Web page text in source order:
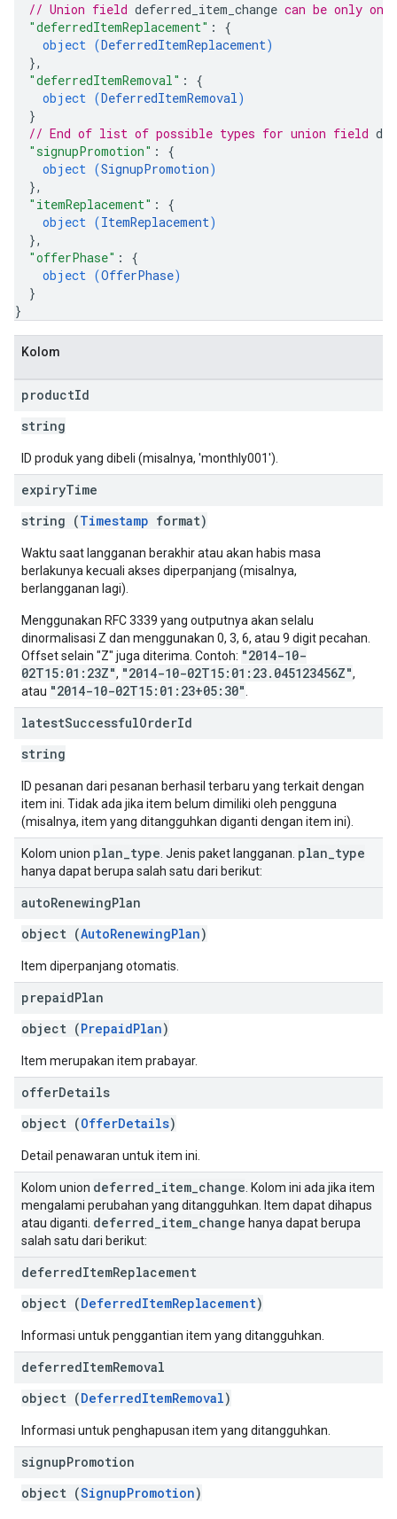
// Union field deferred_item_change can be only
"deferredItemReplacement" : {
object (DeferredItemReplacement)
},
"deferredItemRemoval" : {
object (DeferredItemRemoval)
}
// End of list of possible types for union field
"signupPromotion" : {
object (SignupPromotion)
},
"itemReplacement" : {
object (ItemReplacement)
},
"offerPhase" : {
object (OfferPhase)
}
}
Kolom
productId
string
ID produk yang dibeli (misalnya, 'monthly001').
expiryTime
string (Timestamp format)
Waktu saat langganan berakhir atau akan habis masa
berlakunya kecuali akses diperpanjang (misalnya,
berlangganan lagi).
Menggunakan RFC 3339 yang outputnya akan selalu
dinormalisasi Z dan menggunakan 0, 3, 6, atau 9 digit pecahan.
Offset selain "Z" juga diterima. Contoh: "2014-10-
02T15:01:23Z", "2014-10-02T15:01:23.045123456Z",
atau "2014-10-02T15:01:23+05:30"
latestSuccessfulOrderId
string
ID pesanan dari pesanan berhasil terbaru yang terkait dengan
item ini. Tidak ada jika item belum dimiliki oleh pengguna
(misalnya, item yang ditangguhkan diganti dengan item ini).
Kolom union plan type . Jenis paket langganan. plan type
hanya dapat berupa salah satu dari berikut:
autoRenewingPlan
object (AutoRenewingPlan)
Item diperpanjang otomatis.
prepaidPlan
object (PrepaidPlan)
Item merupakan item prabayar.
offerDetails
object (OfferDetails)
Detail penawaran untuk item ini.
Kolom union deferred item change . Kolom ini ada jika item
mengalami perubahan yang ditangguhkan. Item dapat dihapus
atau diganti. deferred item change hanya dapat berupa
salah satu dari berikut:
deferredItemReplacement
object (DeferredItemReplacement)
Informasi untuk penggantian item yang ditangguhkan.
deferredItemRemoval
object (DeferredItemRemoval)
Informasi untuk penghapusan item yang ditangguhkan.
signupPromotion
object (SignupPromotion)